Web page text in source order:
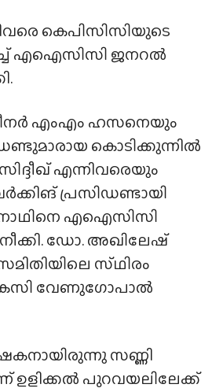
കെപിസിസിയുടെ
എഐസിസി ജനറൽ
എംഎം ഹസനെയും
കൊടിക്കുന്നിൽ
എന്നിവരെയും
പ്രസിഡണ്ടായി
എഐസിസി
നീക്കി. ഡോ. അഖിലേഷ്
സ്‌ഥിരം
വേണുഗോപാൽ
സണ്ണി
പുറവയലിലേക്ക്